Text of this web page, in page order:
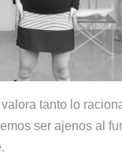
tanto lo
ser ajenos al